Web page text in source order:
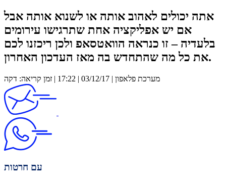
אתה יכולים לאהוב אותה או לשנוא אותה אבל
אם יש אפליקציה אחת שתרגישו עירומים
בלעדיה – זו כנראה הוואטסאפ ולכן ריכזנו לכם
את כל מה שהתחדש בה מאז העדכון האחרון.
מערכת פלאפון | 03/12/17 | 17:22 | זמן קריאה: דקה
עם חרטות